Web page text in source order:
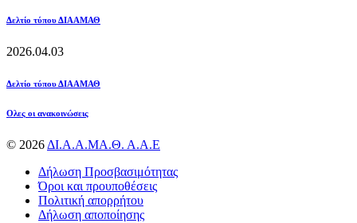
Δελτίο τύπου ΔΙΑΑΜΑΘ
2026.04.03
Δελτίο τύπου ΔΙΑΑΜΑΘ
Ολες οι ανακοινώσεις
© 2026 ΔΙ.Α.Α.ΜΑ.Θ. Α.Α.Ε
Δήλωση Προσβασιμότητας
Όροι και προυποθέσεις
Πολιτική απορρήτου
Δήλωση αποποίησης